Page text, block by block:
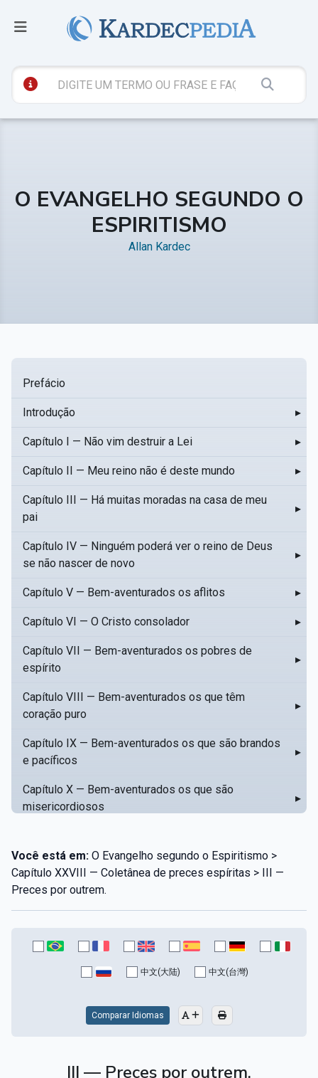
O EVANGELHO SEGUNDO O
ESPIRITISMO
Allan Kardec
Prefácio
Introdução ▸
Capítulo I — Não vim destruir a Lei ▸
Capítulo II — Meu reino não é deste mundo ▸
Capítulo III — Há muitas moradas na casa de meu
pai
▸
Capítulo IV — Ninguém poderá ver o reino de Deus
se não nascer de novo
▸
Capítulo V — Bem-aventurados os aflitos ▸
Capítulo VI — O Cristo consolador ▸
Capítulo VII — Bem-aventurados os pobres de
espírito
▸
Capítulo VIII — Bem-aventurados os que têm
coração puro
▸
Capítulo IX — Bem-aventurados os que são brandos
e pacíficos
▸
Capítulo X — Bem-aventurados os que são
misericordiosos
▸
Capítulo XII — Amai os vossos inimigos
Capítulo XIII — Não saiba a vossa mão esquerda o
que dê a vossa mão direita
Capítulo XIV — Honrai a vosso pai e a vossa mãe
Capítulo XV — Fora da caridade não há salvação
Capítulo XVIII — Muitos os chamados, poucos os
Você está em: O Evangelho segundo o Espiritismo >
Capítulo XXVIII — Coletânea de preces espíritas > III —
Preces por outrem.
中文(大陆) 中文(台灣)
Comparar Idiomas
III — Preces por outrem.